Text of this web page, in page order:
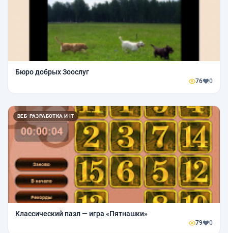
Бюро добрых Зоослуг
76 0
ВЕБ-РАЗРАБОТКА И IT
Классический пазл — игра «Пятнашки»
79 0